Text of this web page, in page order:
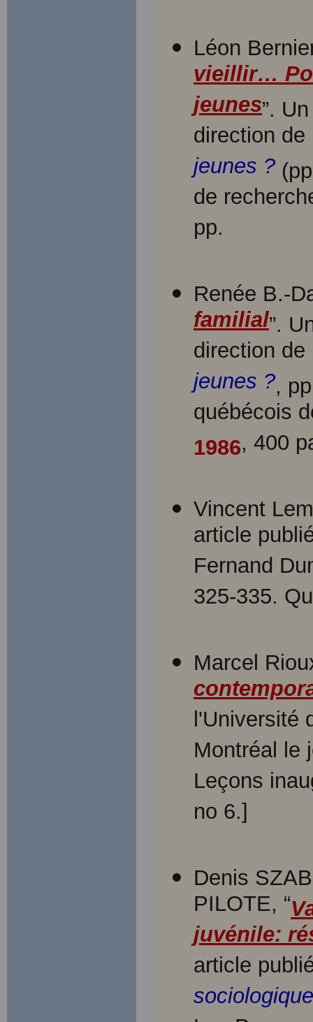
Léon
vieillir…
jeunes”.
direction
jeunes ?
de
pp.
Renée B.-
familial”.
direction
jeunes ?,
québécois
1986, 400
Vincent
article
Fernand
325-335.
Marcel
l'Université
Montréal le
Leçons
no 6.]
Denis
PILOTE, “
juvénile:
article
sociologique